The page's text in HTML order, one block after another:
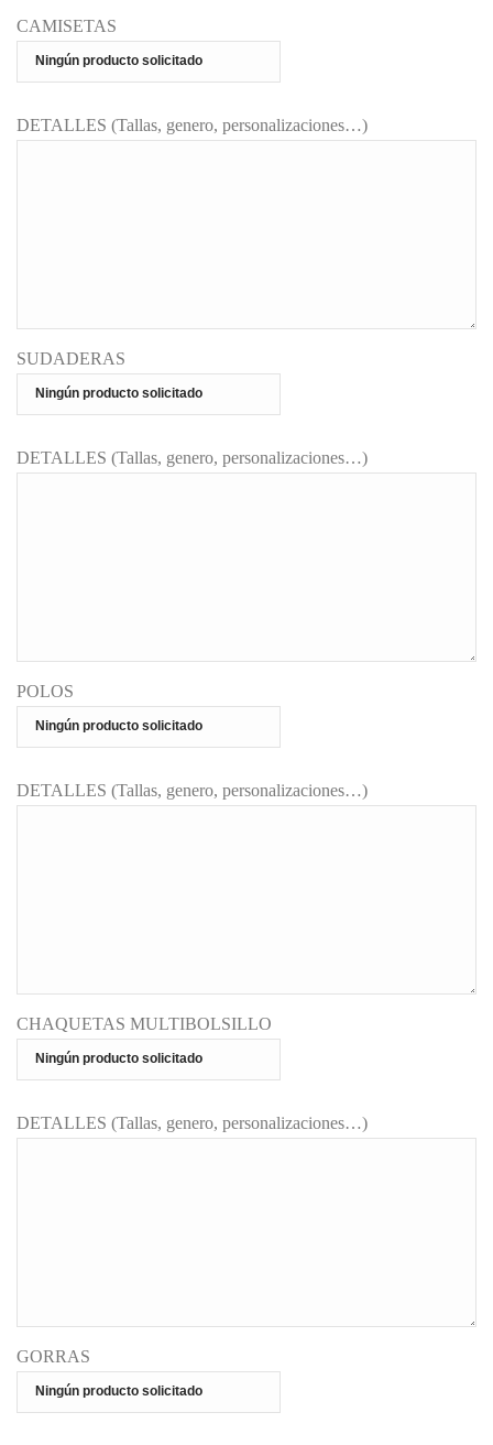
CAMISETAS
DETALLES (Tallas, genero, personalizaciones…)
SUDADERAS
DETALLES (Tallas, genero, personalizaciones…)
POLOS
DETALLES (Tallas, genero, personalizaciones…)
CHAQUETAS MULTIBOLSILLO
DETALLES (Tallas, genero, personalizaciones…)
GORRAS